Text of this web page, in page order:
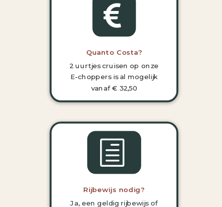

Quanto Costa?
2 uurtjes cruisen op onze
E-choppers is al mogelijk
vanaf € 32,50
h
Rijbewijs nodig?
Ja, een geldig rijbewijs of